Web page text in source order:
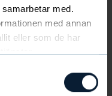
med.
med annan
eller som de har
. och